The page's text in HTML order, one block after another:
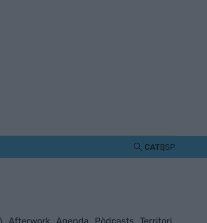
CATESP
Afterwork Agenda Pòdcasts Territori